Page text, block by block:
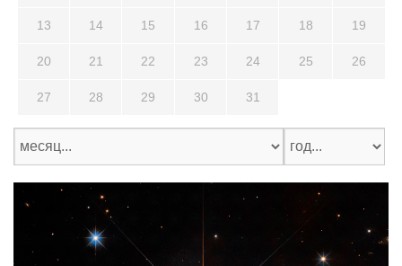
13 14 15 16 17 18 19
20 21 22 23 24 25 26
27 28 29 30 31